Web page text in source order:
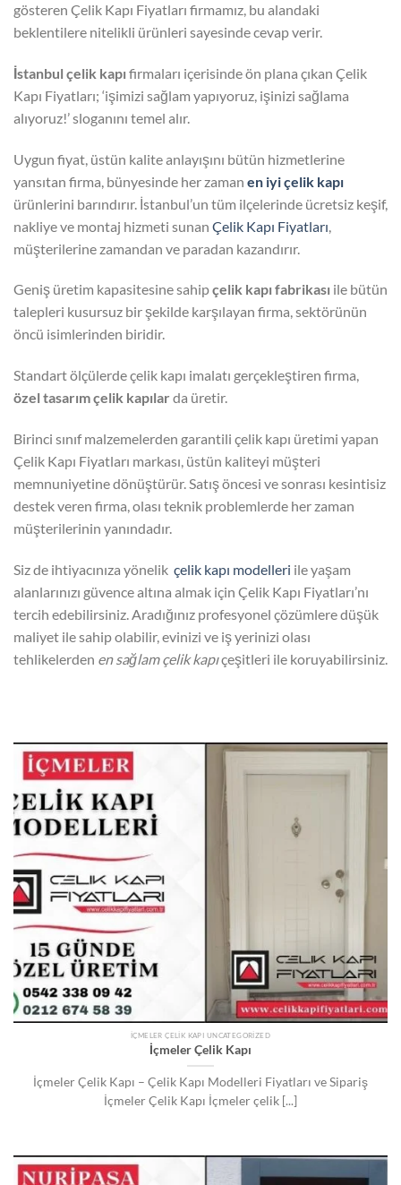
gösteren Çelik Kapı Fiyatları firmamız, bu alandaki
beklentilere nitelikli ürünleri sayesinde cevap verir.
İstanbul çelik kapı firmaları içerisinde ön plana çıkan Çelik
Kapı Fiyatları; ‘işimizi sağlam yapıyoruz, işinizi sağlama
alıyoruz!’ sloganını temel alır.
Uygun fiyat, üstün kalite anlayışını bütün hizmetlerine
yansıtan firma, bünyesinde her zaman en iyi çelik kapı
ürünlerini barındırır. İstanbul’un tüm ilçelerinde ücretsiz keşif,
nakliye ve montaj hizmeti sunan Çelik Kapı Fiyatları
müşterilerine zamandan ve paradan kazandırır.
Geniş üretim kapasitesine sahipçelik kapı fabrikası ile bütün
talepleri kusursuz bir şekilde karşılayan firma, sektörünün
öncü isimlerinden biridir.
Standart ölçülerde çelik kapı imalatı gerçekleştiren firma,
özel tasarım çelik kapılar da üretir.
Birinci sınıf malzemelerden garantili çelik kapı üretimi yapan
Çelik Kapı Fiyatları markası, üstün kaliteyi müşteri
memnuniyetine dönüştürür. Satış öncesi ve sonrası kesintisiz
destek veren firma, olası teknik problemlerde her zaman
müşterilerinin yanındadır.
Siz de ihtiyacınıza yönelik çelik kapı modelleri ile yaşam
alanlarınızı güvence altına almak için Çelik Kapı Fiyatları’nı
tercih edebilirsiniz. Aradığınız profesyonel çözümlere düşük
maliyet ile sahip olabilir, evinizi ve iş yerinizi olası
tehlikelerden en sağlam çelik kapıçeşitleri ile koruyabilirsiniz.
İÇMELER ÇELIK KAPI UNCATEGORIZED
İçmeler Çelik Kapı
İçmeler Çelik Kapı – Çelik Kapı Modelleri Fiyatları ve Sipariş
İçmeler Çelik Kapı İçmeler çelik [...]